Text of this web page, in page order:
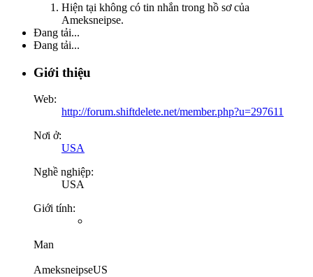
Hiện tại không có tin nhắn trong hồ sơ của
Ameksneipse.
Đang tải...
Đang tải...
Giới thiệu
Web:
http://forum.shiftdelete.net/member.php?u=297611
Nơi ở:
USA
Nghề nghiệp:
USA
Giới tính:
Man
AmeksneipseUS